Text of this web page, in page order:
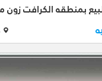
تسوق بمدينتي
الكرافت زون بمساحة
على الدور
الاول بمساحة 36م المحل
بمنطقه الكرافت زون